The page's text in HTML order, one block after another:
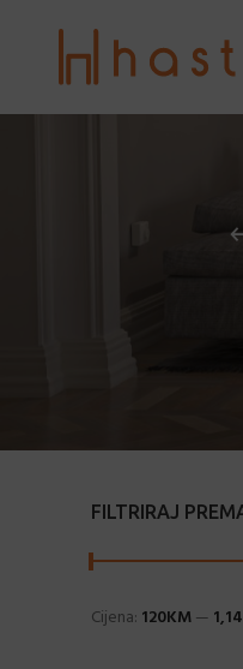
FILTRIRAJ
Cijena: 120KM—